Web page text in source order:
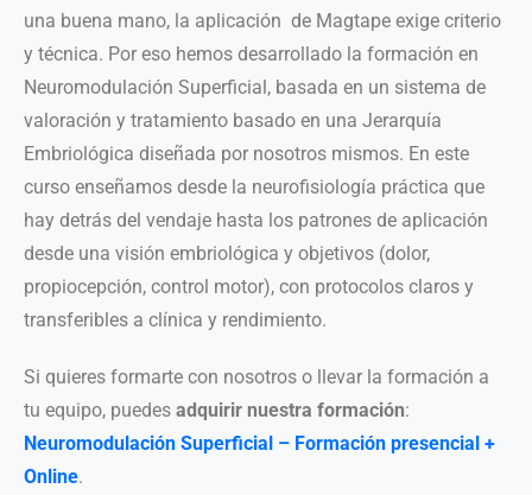
una buena mano, la aplicación de Magtape exige criterio
y técnica. Por eso hemos desarrollado la formación en
Neuromodulación Superficial, basada en un sistema de
valoración y tratamiento basado en una Jerarquía
Embriológica diseñada por nosotros mismos. En este
curso enseñamos desde la neurofisiología práctica que
hay detrás del vendaje hasta los patrones de aplicación
desde una visión embriológica y objetivos (dolor,
propiocepción, control motor), con protocolos claros y
transferibles a clínica y rendimiento.
Si quieres formarte con nosotros o llevar la formación a
tu equipo, puedes adquirir nuestra formación:
Neuromodulación Superficial – Formación presencial +
Online.